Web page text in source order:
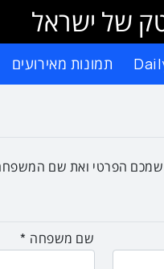
של ישראל
תמונות מאירועים
שמכם הפרטי ואת שם
שם משפחה